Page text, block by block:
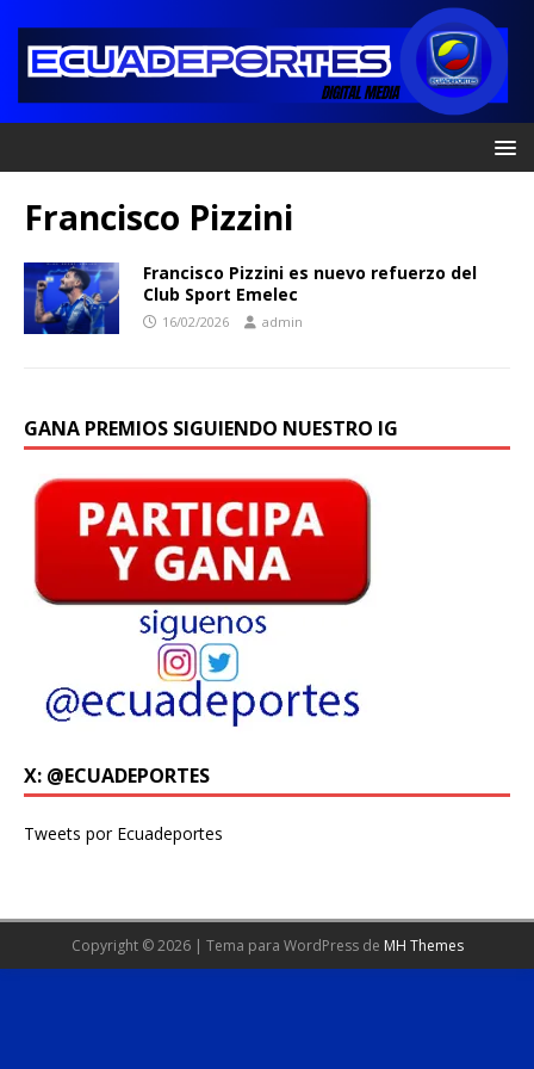
Francisco Pizzini
Francisco Pizzini es nuevo refuerzo del
Club Sport Emelec
16/02/2026 admin
GANA PREMIOS SIGUIENDO NUESTRO IG
X: @ECUADEPORTES
Tweets por Ecuadeportes
Copyright © 2026 | Tema para WordPress de MH Themes